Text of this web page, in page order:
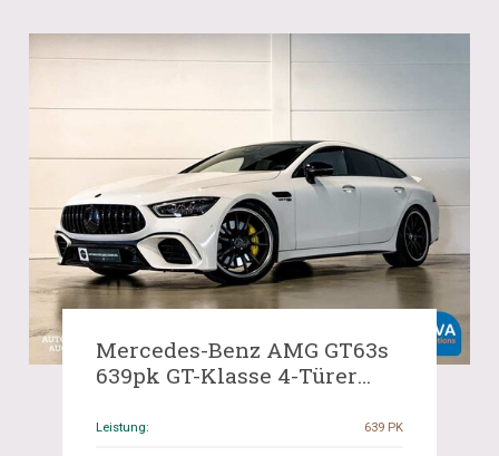
Mercedes-Benz AMG GT63s
639pk GT-Klasse 4-Türer
TRACK-PACK GARANTIE.
Leistung: 639 PK